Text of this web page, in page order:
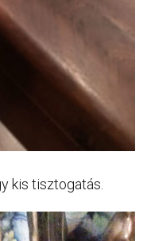
kis tisztogatás.